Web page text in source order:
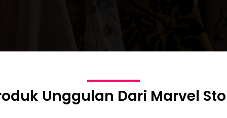
Unggulan Dari Marvel